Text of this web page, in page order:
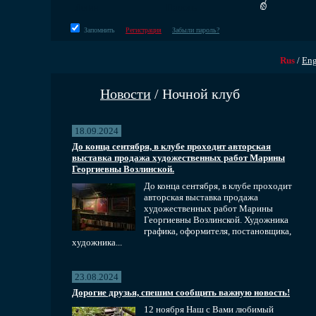
Запомнить Регистрация Забыли пароль?
Rus /
Новости / Ночной клуб
18.09.2024
До конца сентября, в клубе проходит авторская
выставка продажа художественных работ Марины
Георгиевны Возлинской.
До конца сентября, в клубе проходит
авторская выставка продажа
художественных работ Марины
Георгиевны Возлинской. Художника
графика, оформителя, постановщика,
художника...
23.08.2024
Дорогие друзья, спешим сообщить важную новость!
12 ноября Наш с Вами любимый